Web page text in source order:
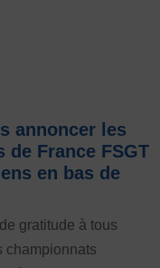
et sexuelles
dopantes
annoncer les
France FSGT
en bas de
gratitude à tous
championnats